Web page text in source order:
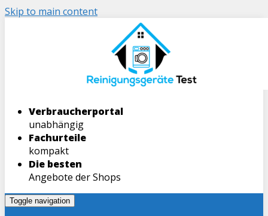
Skip to main content
Verbraucherportal
unabhängig
Fachurteile
kompakt
Die besten
Angebote der Shops
Toggle navigation